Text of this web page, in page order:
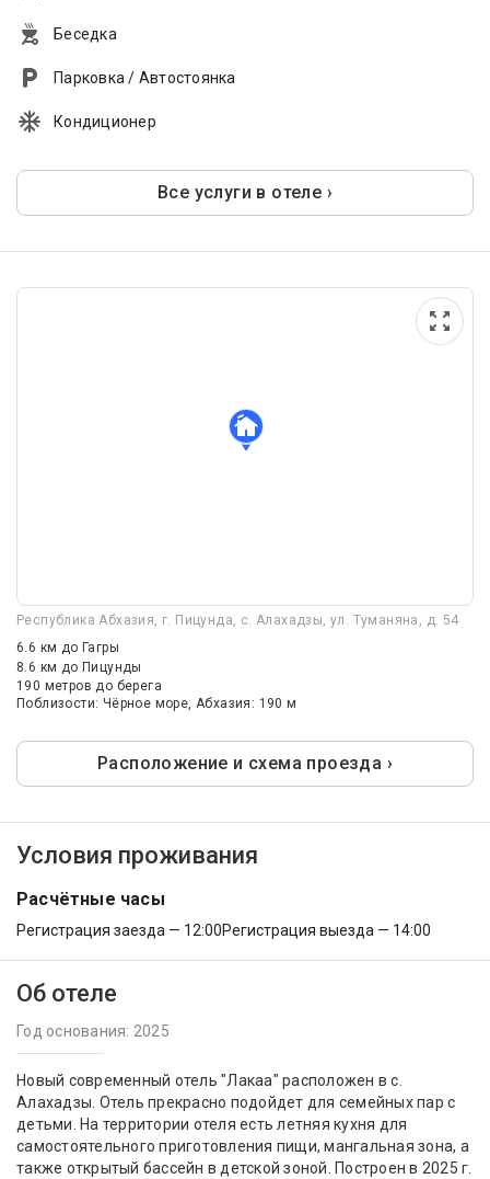
Беседка
Парковка / Автостоянка
Кондиционер
Все услуги в отеле ›
Республика Абхазия, г. Пицунда, с. Алахадзы, ул. Туманяна, д. 54
6.6 км до Гагры
8.6 км до Пицунды
190 метров до берега
Поблизости: Чёрное море, Абхазия: 190 м
Расположение и схема проезда ›
Условия проживания
Расчётные часы
Регистрация заезда — 12:00Регистрация выезда — 14:00
Об отеле
Год основания: 2025
Новый современный отель "Лакаа" расположен в с.
Алахадзы. Отель прекрасно подойдет для семейных пар с
детьми. На территории отеля есть летняя кухня для
самостоятельного приготовления пищи, мангальная зона, а
также открытый бассейн в детской зоной. Построен в 2025 г.